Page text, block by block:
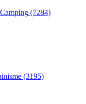
(7284)
(3195)